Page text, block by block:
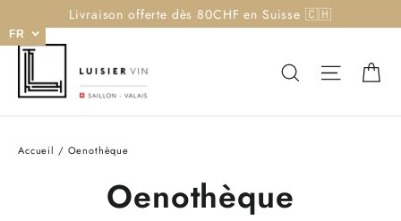
au
contenu
Livraison offerte dès 80CHF en Suisse 🇨🇭
Rechercher
Accueil / Oenothèque
Oenothèque
FR